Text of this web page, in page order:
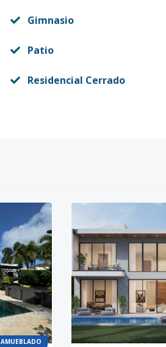
Gimnasio
Patio
Residencial Cerrado
AMUEBLADO